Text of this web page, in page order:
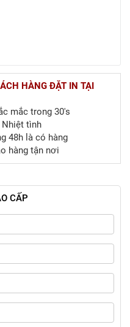
HÀNG ĐẶT IN TẠI
mắc trong 30's
tình
48h là có hàng
hàng tận nơi
CẤP